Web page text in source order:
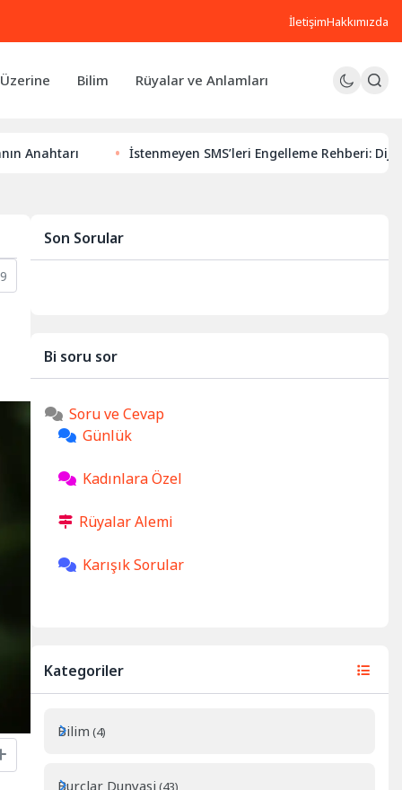
İletişimHakkımızda
Bilim Rüyalar ve Anlamları
İstenmeyen SMS’leri Engelleme Rehberi: Dijital
9
Son Sorular
Bi soru sor
Soru ve Cevap
Günlük
Kadınlara Özel
Rüyalar Alemi
Karışık Sorular
Kategoriler
Bilim (4)
Burçlar Dunyasi (43)